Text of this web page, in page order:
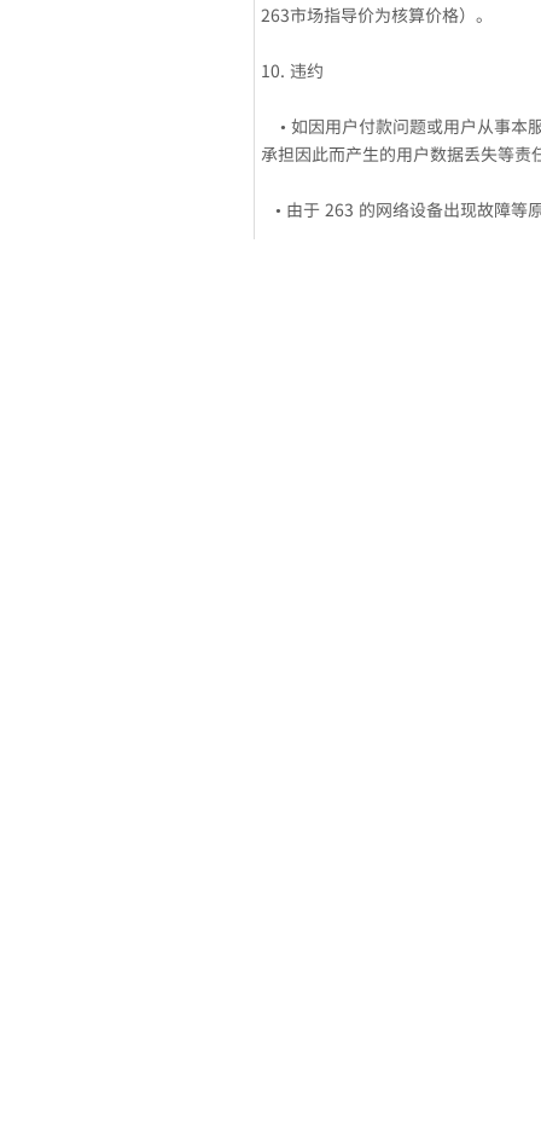
263市场指导价为核算价格）。
10. 违约
• 如因用户付款问题或用户从事本
承担因此而产生的用户数据丢失等责
• 由于 263 的网络设备出现故障等